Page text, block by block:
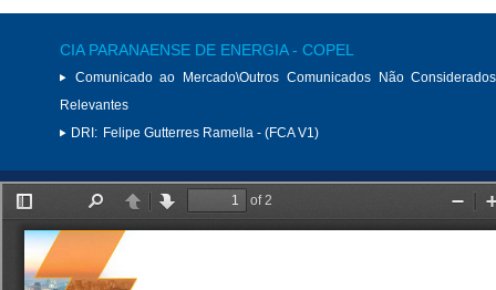
CIA PARANAENSE DE ENERGIA - COPEL
Comunicado ao Mercado\Outros Comunicados Não
Relevantes
DRI: Felipe Gutterres Ramella - (FCA V1)